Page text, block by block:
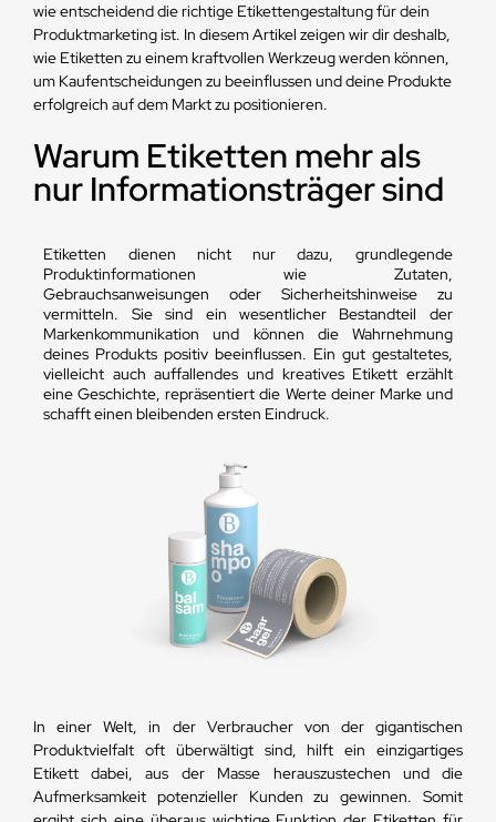
wie entscheidend die richtige Etikettengestaltung für dein
Produktmarketing ist. In diesem Artikel zeigen wir dir deshalb,
wie Etiketten zu einem kraftvollen Werkzeug werden können,
um Kaufentscheidungen zu beeinflussen und deine Produkte
erfolgreich auf dem Markt zu positionieren.
Warum Etiketten mehr als
nur Informationsträger sind
Etiketten dienen nicht nur dazu, grundlegende
Produktinformationen wie Zutaten,
Gebrauchsanweisungen oder Sicherheitshinweise zu
vermitteln. Sie sind ein wesentlicher Bestandteil der
Markenkommunikation und können die Wahrnehmung
deines Produkts positiv beeinflussen. Ein gut gestaltetes,
vielleicht auch auffallendes und kreatives Etikett erzählt
eine Geschichte, repräsentiert die Werte deiner Marke und
schafft einen bleibenden ersten Eindruck.
In einer Welt, in der Verbraucher von der gigantischen
Produktvielfalt oft überwältigt sind, hilft ein einzigartiges
Etikett dabei, aus der Masse herauszustechen und die
Aufmerksamkeit potenzieller Kunden zu gewinnen. Somit